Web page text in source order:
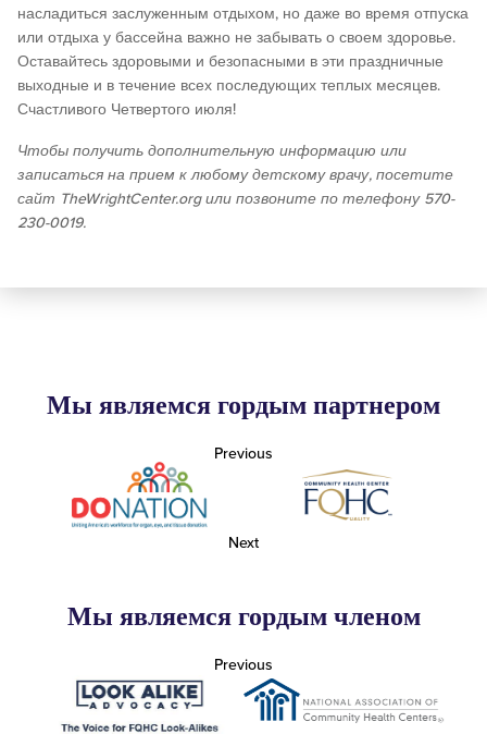
насладиться заслуженным отдыхом, но даже во время отпуска
или отдыха у бассейна важно не забывать о своем здоровье.
Оставайтесь здоровыми и безопасными в эти праздничные
выходные и в течение всех последующих теплых месяцев.
Счастливого Четвертого июля!
Чтобы получить дополнительную информацию или
записаться на прием к любому детскому врачу, посетите
сайт TheWrightCenter.org или позвоните по телефону 570-
230-0019.
Мы являемся гордым партнером
Previous
Next
Мы являемся гордым членом
Previous